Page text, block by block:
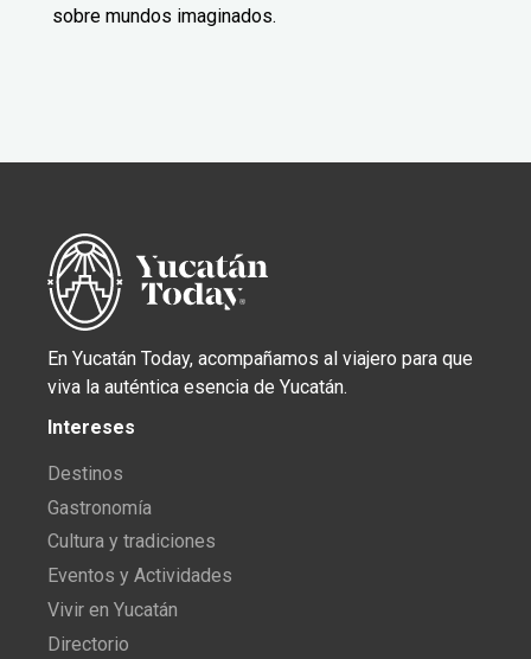
sobre mundos imaginados.
En Yucatán Today, acompañamos al viajero para que
viva la auténtica esencia de Yucatán.
Intereses
Destinos
Gastronomía
Cultura y tradiciones
Eventos y Actividades
Vivir en Yucatán
Directorio